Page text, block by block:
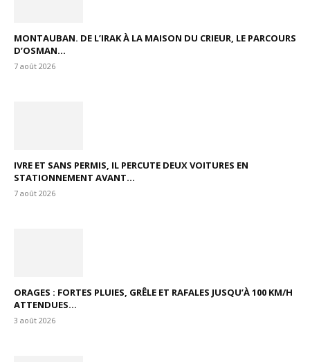
MONTAUBAN. DE L’IRAK À LA MAISON DU CRIEUR, LE PARCOURS
D’OSMAN...
7 août 2026
IVRE ET SANS PERMIS, IL PERCUTE DEUX VOITURES EN
STATIONNEMENT AVANT...
7 août 2026
ORAGES : FORTES PLUIES, GRÊLE ET RAFALES JUSQU’À 100 KM/H
ATTENDUES...
3 août 2026